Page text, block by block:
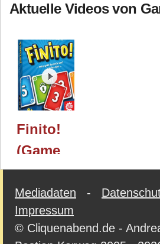
Aktuelle Videos von
Finito!
(Game
Factory)
/
Spielwarenmesse
2024
Mediadaten -
Impressum
© Cliquenabend.de -